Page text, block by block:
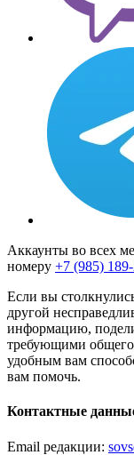
Аккаунты во всех
номеру +7 (985)
Если вы
другой
информацию,
требующими
удобным вам
вам помочь.
Контактные
Email редакции: